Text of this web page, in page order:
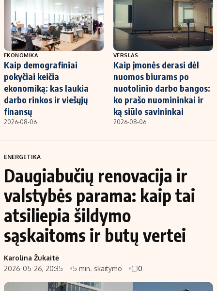
EKONOMIKA
Kaip demografiniai
pokyčiai keičia
ekonomiką: kas laukia
darbo rinkos ir viešųjų
finansų
2026-08-06
VERSLAS
Kaip įmonės derasi dėl
nuomos biurams po
nuotolinio darbo bangos:
ko prašo nuomininkai ir
ką siūlo savininkai
2026-08-06
ENERGETIKA
Daugiabučių renovacija ir
valstybės parama: kaip tai
atsiliepia šildymo
sąskaitoms ir butų vertei
Karolina Žukaitė
2026-05-26, 20:35
5 min. skaitymo 0